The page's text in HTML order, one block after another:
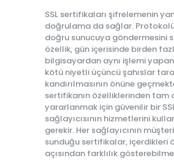
SSL sertifikaları şifrelemenin
doğrulama da sağlar.
doğru sunucuya göndermesini
özellik, gün içerisinde birden
bilgisayardan aynı işlemi
kötü niyetli üçüncü şahıslar
kandırılmasının önüne
sertifikanın özelliklerinden tam
yararlanmak için güvenilir bir
sağlayıcısının hizmetlerini
gerekir. Her sağlayıcının
sunduğu sertifikalar, içerdikleri
açısından farklılık